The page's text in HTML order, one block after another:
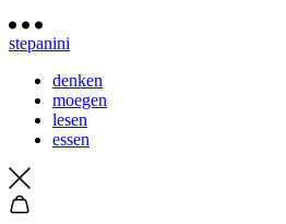
stepanini
denken
moegen
lesen
essen